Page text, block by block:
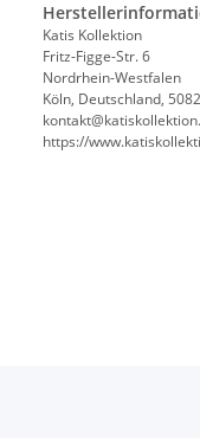
Katis Kollektion
Fritz-Figge-Str. 6
Nordrhein-Westfalen
Köln, Deutschland,
https://